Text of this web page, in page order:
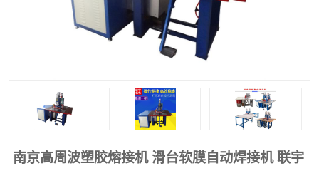
南京高周波塑胶熔接机 滑台软膜自动焊接机 联宇